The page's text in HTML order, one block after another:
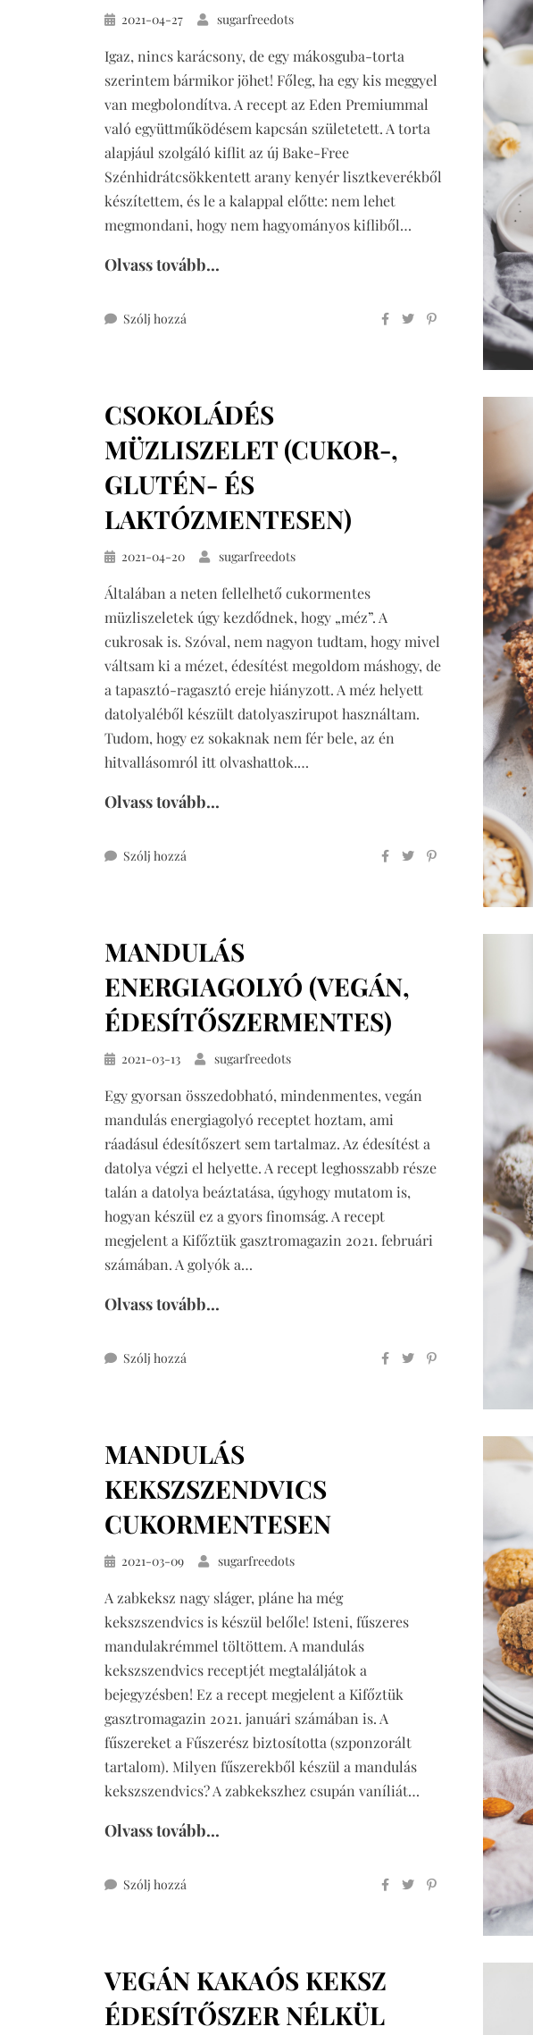
Közzétéve
2021-04-27 sugarfreedots
Igaz, nincs karácsony, de egy mákosguba-torta
szerintem bármikor jöhet! Főleg, ha egy kis meggyel
van megbolondítva. A recept az Eden Premiummal
való együttműködésem kapcsán születetett. A torta
alapjául szolgáló kiflit az új Bake-Free
Szénhidrátcsökkentett arany kenyér lisztkeverékből
készítettem, és le a kalappal előtte: nem lehet
megmondani, hogy nem hagyományos kifliből…
Olvass tovább...
Szólj hozzá
glutén-
és
cukormentesen
CSOKOLÁDÉS
MÜZLISZELET (CUKOR-,
GLUTÉN- ÉS
LAKTÓZMENTESEN)
Közzétéve
2021-04-20 sugarfreedots
Általában a neten fellelhető cukormentes
müzliszeletek úgy kezdődnek, hogy „méz”. A
cukrosak is. Szóval, nem nagyon tudtam, hogy mivel
váltsam ki a mézet, édesítést megoldom máshogy, de
a tapasztó-ragasztó ereje hiányzott. A méz helyett
datolyaléből készült datolyaszirupot használtam.
Tudom, hogy ez sokaknak nem fér bele, az én
hitvallásomról itt olvashattok.…
Olvass tovább...
Szólj hozzá
glutén-
és
laktózmentesen)
MANDULÁS
ENERGIAGOLYÓ (VEGÁN,
ÉDESÍTŐSZERMENTES)
Közzétéve
2021-03-13 sugarfreedots
Egy gyorsan összedobható, mindenmentes, vegán
mandulás energiagolyó receptet hoztam, ami
ráadásul édesítőszert sem tartalmaz. Az édesítést a
datolya végzi el helyette. A recept leghosszabb része
talán a datolya beáztatása, úgyhogy mutatom is,
hogyan készül ez a gyors finomság. A recept
megjelent a Kifőztük gasztromagazin 2021. februári
számában. A golyók a…
Olvass tovább...
Szólj hozzá
édesítőszermentes)
MANDULÁS
KEKSZSZENDVICS
CUKORMENTESEN
Közzétéve
2021-03-09 sugarfreedots
A zabkeksz nagy sláger, pláne ha még
kekszszendvics is készül belőle! Isteni, fűszeres
mandulakrémmel töltöttem. A mandulás
kekszszendvics receptjét megtaláljátok a
bejegyzésben! Ez a recept megjelent a Kifőztük
gasztromagazin 2021. januári számában is. A
fűszereket a Fűszerész biztosította (szponzorált
tartalom). Milyen fűszerekből készül a mandulás
kekszszendvics? A zabkekszhez csupán vaníliát…
Olvass tovább...
Szólj hozzá
VEGÁN KAKAÓS KEKSZ
ÉDESÍTŐSZER NÉLKÜL